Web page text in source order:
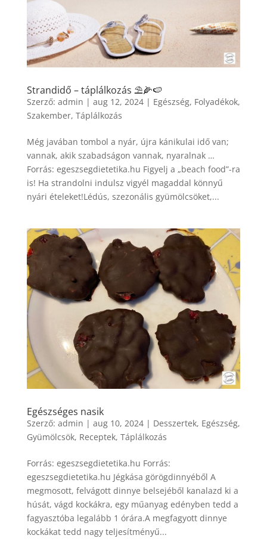
Strandidő – táplálkozás ⛱🌽🍉
Szerző: admin | aug 12, 2024| Egészség, Folyadékok,
Szakember, Táplálkozás
Még javában tombol a nyár, újra kánikulai idő van;
vannak, akik szabadságon vannak, nyaralnak …
Forrás: egeszsegdietetika.hu Figyelj a „beach food”-ra
is! Ha strandolni indulsz vigyél magaddal könnyű
nyári ételeket!Lédús, szezonális gyümölcsöket,...
Egészséges nasik
Szerző: admin | aug 10, 2024| Desszertek, Egészség,
Gyümölcsök, Receptek, Táplálkozás
Forrás: egeszsegdietetika.hu Forrás:
egeszsegdietetika.hu Jégkása görögdinnyéből A
megmosott, felvágott dinnye belsejéből kanalazd ki a
húsát, vágd kockákra, egy műanyag edényben tedd a
fagyasztóba legalább 1 órára.A megfagyott dinnye
kockákat tedd nagy teljesítményű...